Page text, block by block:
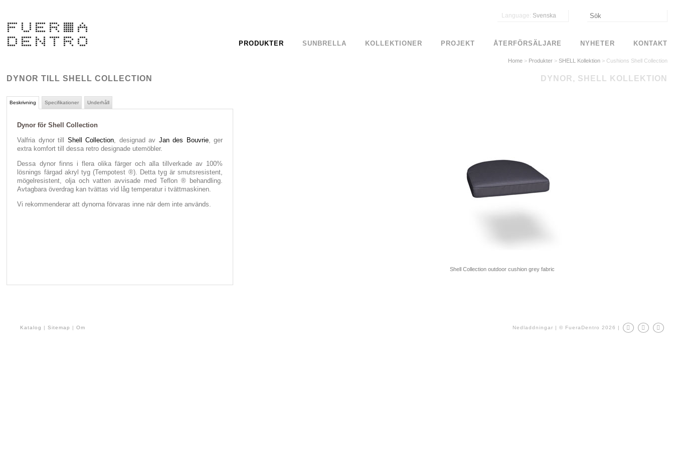
Home> Produkter> SHELL Kollektion> Cushions Shell Collection
PRODUKTER SUNBRELLA KOLLEKTIONER PROJEKT ÅTERFÖRSÄLJARE NYHETER KONTAKT
DYNOR TILL SHELL COLLECTION DYNOR, SHELL KOLLEKTION
Beskrivning Specifikationer Underhåll
Dynor för Shell Collection
Valfria dynor till Shell Collection, designad av Jan des Bouvrie, ger
extra komfort till dessa retro designade utemöbler.
Dessa dynor finns i flera olika färger och alla tillverkade av 100%
lösnings färgad akryl tyg (Tempotest ®). Detta tyg är smutsresistent,
mögelresistent, olja och vatten avvisade med Teflon ® behandling.
Avtagbara överdrag kan tvättas vid låg temperatur i tvättmaskinen.
Vi rekommenderar att dynorna förvaras inne när dem inte används.
Shell Collection outdoor cushion grey fabric
Language: Svenska
Katalog |Sitemap |Om Nedladdningar | © FueraDentro 2026 |